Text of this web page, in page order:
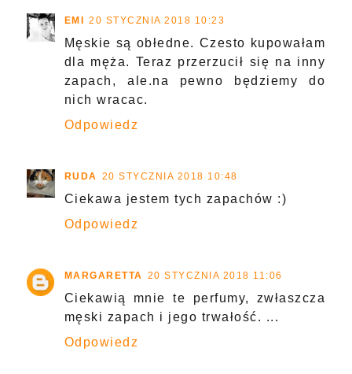
EMI 20 STYCZNIA 2018 10:23
Męskie są obłedne. Czesto kupowałam
dla męża. Teraz przerzucił się na inny
zapach, ale.na pewno będziemy do
nich wracac.
Odpowiedz
RUDA 20 STYCZNIA 2018 10:48
Ciekawa jestem tych zapachów :)
Odpowiedz
MARGARETTA 20 STYCZNIA 2018 11:06
Ciekawią mnie te perfumy, zwłaszcza
męski zapach i jego trwałość. ...
Odpowiedz